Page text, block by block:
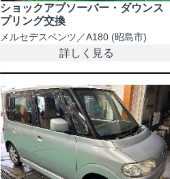
ショックアブソーバー・ダウンス
プリング交換
メルセデスベンツ／A180 (昭島市)
詳しく見る